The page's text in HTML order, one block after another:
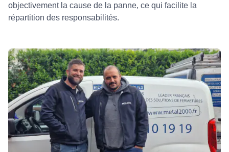
objectivement la cause de la panne, ce qui facilite la
répartition des responsabilités.